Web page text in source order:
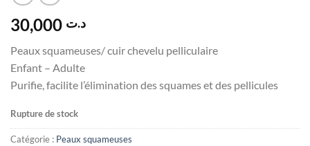
د.ت
Peaux squameuses/ cuir chevelu pelliculaire
Enfant – Adulte
Purifie, facilite l’élimination des squames et des pellicules
Rupture de stock
Catégorie : Peaux squameuses